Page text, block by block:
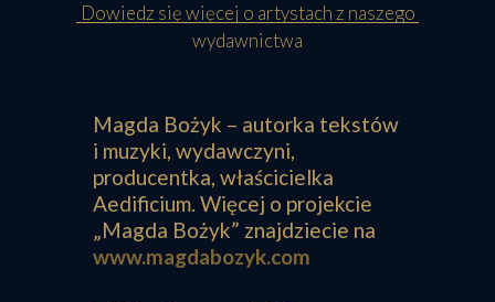
Dowiedz się więcej o artystach z naszego
wydawnictwa
Magda Bożyk – autorka tekstów
i muzyki, wydawczyni,
producentka, właścicielka
Aedificium. Więcej o projekcie
„Magda Bożyk” znajdziecie na
www.magdabozyk.com